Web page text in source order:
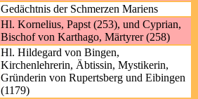
Gedächtnis der Schmerzen Mariens
Hl. Kornelius, Papst (253), und Cyprian,
Bischof von Karthago, Märtyrer (258)
Hl. Hildegard von Bingen,
Kirchenlehrerin, Äbtissin, Mystikerin,
Gründerin von Rupertsberg und Eibingen
(1179)